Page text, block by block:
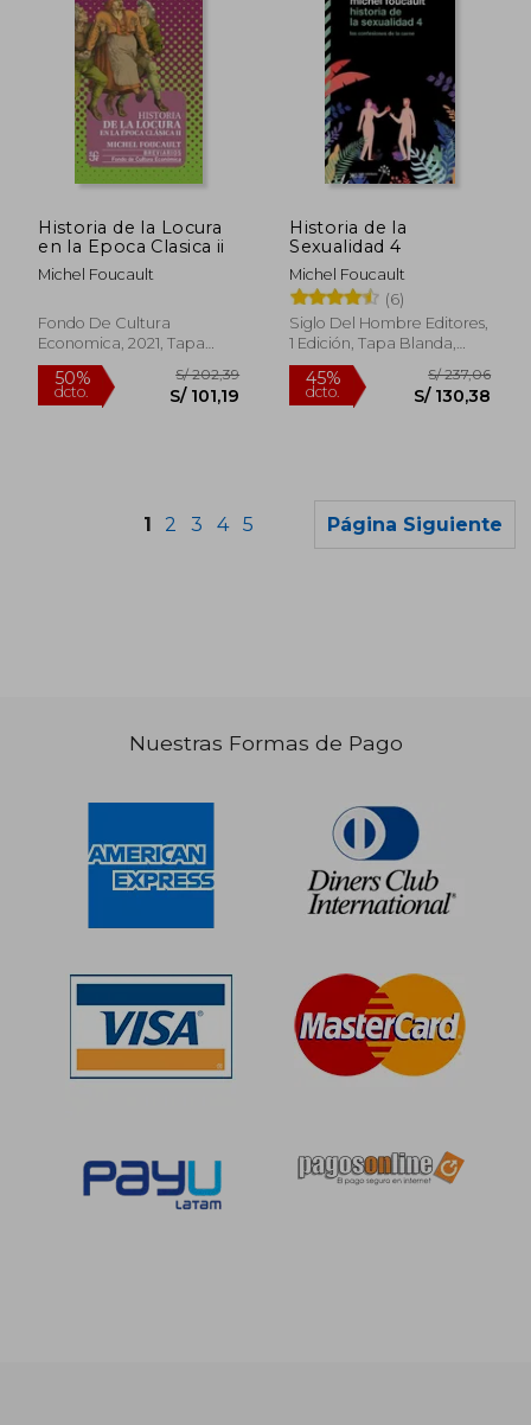
45%
dcto.
S/ 213,46
S/ 117,40
50%
dcto.
Historia de la Locura
en la Epoca Clasica ii
Michel Foucault
Fondo De Cultura
Economica, 2021, Tapa
Blanda, Nuevo
Historia de la
Sexualidad 4
Michel Foucault
(6)
Siglo Del Hombre Editores,
1 Edición, Tapa Blanda,
Nuevo
1 2 3 4 5 Página Siguiente
Nuestras Formas de Pago